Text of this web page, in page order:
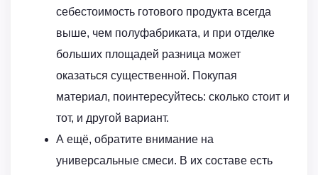
себестоимость готового продукта всегда
выше, чем полуфабриката, и при отделке
больших площадей разница может
оказаться существенной. Покупая
материал, поинтересуйтесь: сколько стоит и
тот, и другой вариант.
А ещё, обратите внимание на
универсальные смеси. В их составе есть